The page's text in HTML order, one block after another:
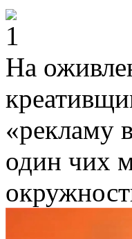
На
«рекламу
один чих